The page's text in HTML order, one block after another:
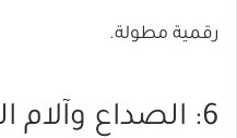
رقمية مطولة.
6: الصداع